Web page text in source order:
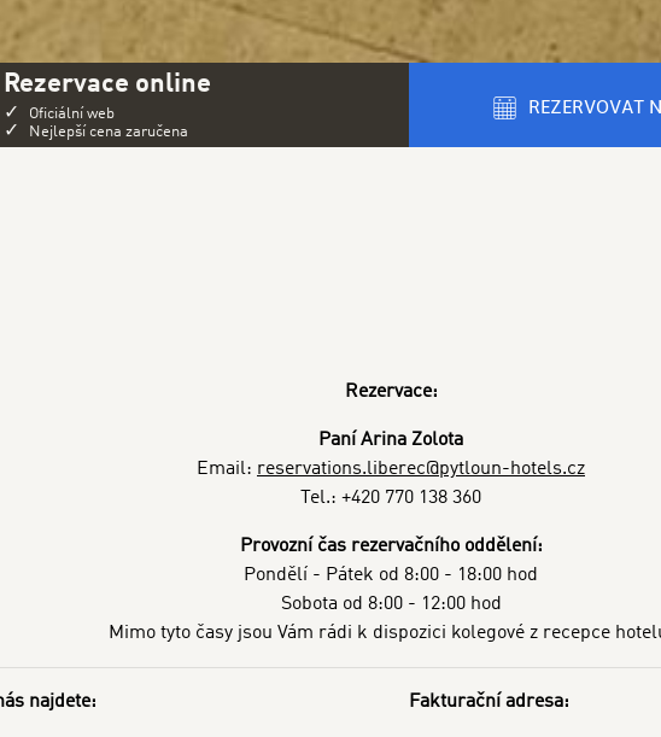
Rezervace online
✓ Oficiální web
✓ Nejlepší cena zaručena
REZERVOVAT
Rezervace:
Paní Arina Zolota
Email: reservations.liberec@pytloun-hotels.cz
Tel.: +420 770 138 360
Provozní čas rezervačního oddělení:
Pondělí - Pátek od 8:00 - 18:00 hod
Sobota od 8:00 - 12:00 hod
Mimo tyto časy jsou Vám rádi k dispozici kolegové z recepce
najdete: Fakturační adresa: